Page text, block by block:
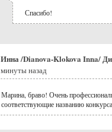
Спасибо!
Инна /Dianova-Klokova Inna/
минуты назад
Марина, браво! Очень
соответствующие названию